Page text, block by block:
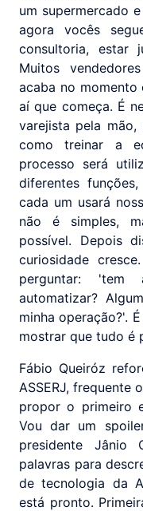
um supermercado
agora vocês
consultoria, estar
Muitos
acaba no momento
aí que começa. É
varejista pela
como treinar a
processo será
diferentes
cada um usará
não é simples,
possível. Depois
curiosidade
perguntar: 'tem
automatizar?
minha operação?'.
mostrar que tudo é
Fábio Queiróz
ASSERJ, frequente
propor o primeiro
Vou dar um
presidente Jânio
palavras para
de tecnologia da
está pronto.